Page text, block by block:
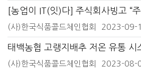
(사)한국식품콜드체인협회 2023-09-
태백농협 고랭지배추 저온 유통 시
(사)한국식품콜드체인협회 2023-08-